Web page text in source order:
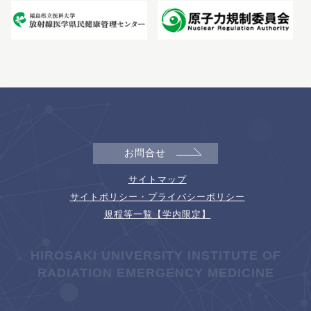
お問合せ
サイトマップ
サイトポリシー・プライバシーポリシー
規程等一覧【学内限定】
HIROSAKI UNIVERSITY INSTITUTE OF
RADIATION EMERGENCY MEDICINE